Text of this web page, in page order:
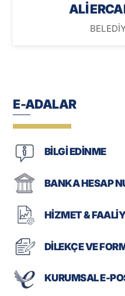
ALİ
E-ADALAR
BİLGİ EDİNME
BANKA HESAP
HİZMET &
DİLEKÇE VE
KURUMSAL E-